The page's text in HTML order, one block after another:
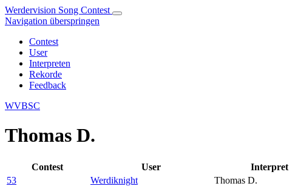
Werdervision Song Contest
Navigation überspringen
Contest
User
Interpreten
Rekorde
Feedback
WVBSC
Thomas D.
Contest User Interpret
53
Werdiknight Thomas D.